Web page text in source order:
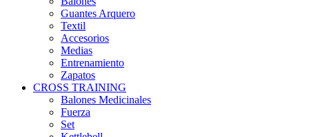
Guantes Arquero
Textil
Accesorios
Medias
Entrenamiento
Zapatos
CROSS TRAINING
Balones Medicinales
Fuerza
Set